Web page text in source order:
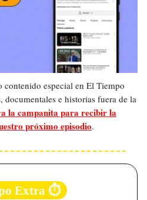
contenido especial en El Tiempo
documentales e historias fuera de la
la campanita para recibir la
próximo episodio.
Extra ⏱️